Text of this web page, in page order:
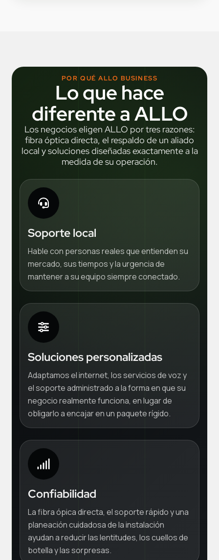
POR QUÉ ALLO BUSINESS
Lo que hace
diferente a ALLO
Los negocios eligen ALLO por tres razones:
fibra óptica directa, el respaldo de un aliado
local y soluciones diseñadas exactamente a la
medida de su operación.
Soporte local
Hable con personas reales que entienden su
mercado, sus tiempos y la urgencia de
mantener a su equipo siempre conectado.
Soluciones personalizadas
Adaptamos el internet, los servicios de voz y
el soporte administrado a la forma en que su
negocio realmente funciona, en lugar de
obligarlo a encajar en un paquete rígido.
Confiabilidad
La fibra ópica directa, el soporte rápido y una
planeación cuidadosa de la instalación
ayudan a reducir las lentitudes, los cuellos de
botella y las sorpresas.